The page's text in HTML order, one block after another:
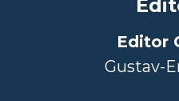
Editor
Gustav-